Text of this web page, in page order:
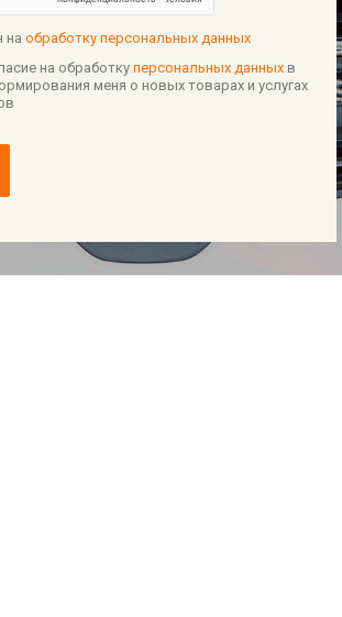
на обработку персональных данных
на обработку персональных данныхв
меня о новых товарах и услугах